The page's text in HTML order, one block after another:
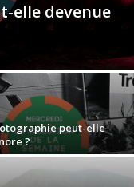
elle devenue
peut-elle
?